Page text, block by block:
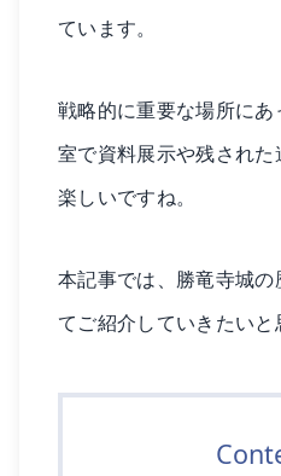
ています。
戦略的に重要な場所に
室で資料展示や残され
楽しいですね。
本記事では、勝竜寺城
てご紹介していきたいと